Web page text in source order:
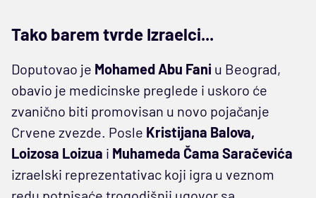
Tako barem tvrde Izraelci...
Doputovao je Mohamed Abu Fani u Beograd,
obavio je medicinske preglede i uskoro će
zvanično biti promovisan u novo pojačanje
Crvene zvezde. Posle Kristijana Balova,
Loizosa Loizua i Muhameda Čama Saračevića
izraelski reprezentativac koji igra u veznom